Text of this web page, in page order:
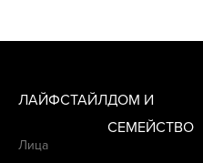
ЛАЙФСТАЙЛ
Лица
ДОМ И
СЕМЕЙСТВО